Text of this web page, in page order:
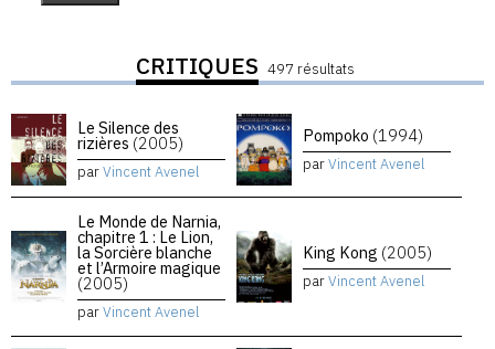
CRITIQUES 497 résultats
Le Silence des
rizières (2005)
parVincent Avenel
Pompoko (1994)
parVincent Avenel
Le Monde de Narnia,
chapitre 1 : Le Lion,
la Sorcière blanche
et l’Armoire magique
(2005)
parVincent Avenel
King Kong (2005)
parVincent Avenel